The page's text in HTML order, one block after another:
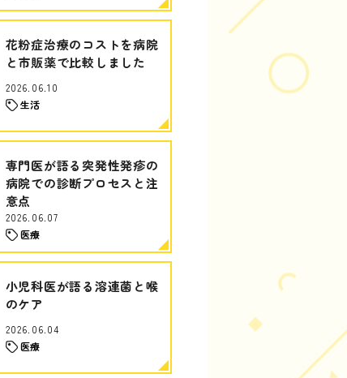
花粉症治療のコストを病院
と市販薬で比較しました
2026.06.10
生活
専門医が語る突発性発疹の
病院での診断プロセスと注
意点
2026.06.07
医療
小児科医が語る溶連菌と喉
のケア
2026.06.04
医療